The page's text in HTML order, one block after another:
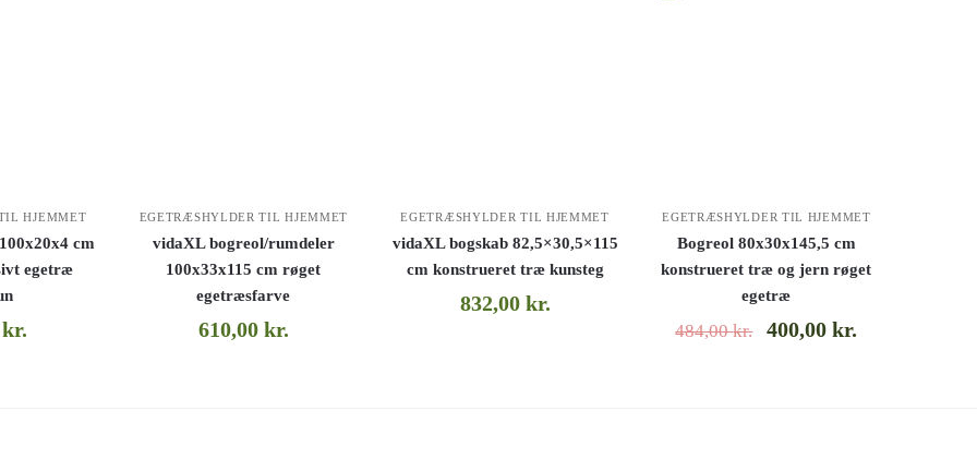
HJEMMET
cm
egetræ
kr.
EGETRÆSHYLDER TIL HJEMMET
vidaXL bogreol/rumdeler
100x33x115 cm røget
egetræsfarve
610,00 kr.
EGETRÆSHYLDER TIL HJEMMET
vidaXL bogskab 82,5×30,5×115
cm konstrueret træ kunsteg
832,00 kr.
EGETRÆSHYLDER TIL HJEMMET
Bogreol 80x30x145,5 cm
konstrueret træ og jern røget
egetræ
484,00kr. 400,00kr.